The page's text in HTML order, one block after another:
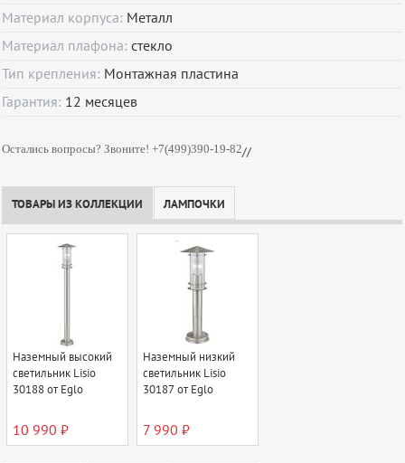
Материал корпуса: Металл
Материал плафона:стекло
Тип крепления: Монтажная пластина
Гарантия: 12 месяцев
Остались вопросы? Звоните! +7(499)390-19-82//
ТОВАРЫ ИЗ КОЛЛЕКЦИИ ЛАМПОЧКИ
Наземный высокий
светильник Lisio
30188 от Eglo
10 990 ₽
Наземный низкий
светильник Lisio
30187 от Eglo
7 990 ₽